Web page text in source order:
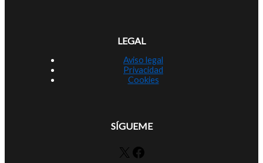
LEGAL
Aviso legal
Privacidad
Cookies
SÍGUEME
X Facebook